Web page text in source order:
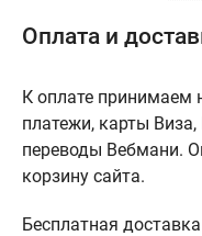
Оплата и
К оплате принимаем
платежи, карты
переводы Вебмани.
корзину сайта.
Бесплатная